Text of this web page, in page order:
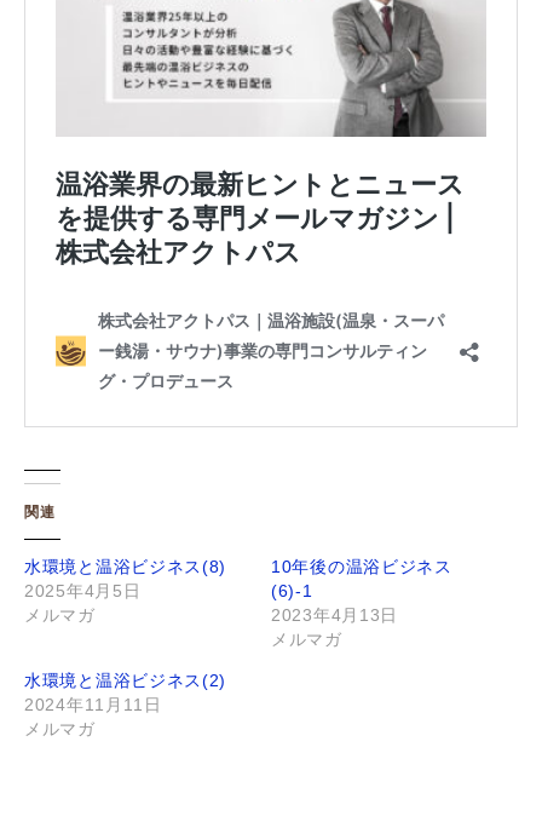
関連
水環境と温浴ビジネス(8)
2025年4月5日
メルマガ
10年後の温浴ビジネス
(6)-1
2023年4月13日
メルマガ
水環境と温浴ビジネス(2)
2024年11月11日
メルマガ